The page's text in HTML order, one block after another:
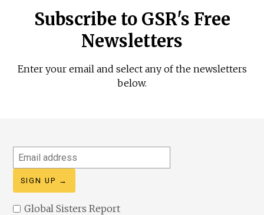
Subscribe to GSR's Free
Newsletters
Enter your email and select any of the newsletters
below.
Email
address
Global Sisters Report